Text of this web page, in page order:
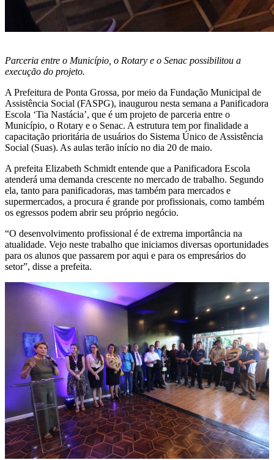
Parceria entre o Município, o Rotary e o Senac possibilitou a
execução do projeto.
A Prefeitura de Ponta Grossa, por meio da Fundação Municipal de
Assistência Social (FASPG), inaugurou nesta semana a Panificadora
Escola ‘Tia Nastácia’, que é um projeto de parceria entre o
Município, o Rotary e o Senac. A estrutura tem por finalidade a
capacitação prioritária de usuários do Sistema Único de Assistência
Social (Suas). As aulas terão início no dia 20 de maio.
A prefeita Elizabeth Schmidt entende que a Panificadora Escola
atenderá uma demanda crescente no mercado de trabalho. Segundo
ela, tanto para panificadoras, mas também para mercados e
supermercados, a procura é grande por profissionais, como também
os egressos podem abrir seu próprio negócio.
“O desenvolvimento profissional é de extrema importância na
atualidade. Vejo neste trabalho que iniciamos diversas oportunidades
para os alunos que passarem por aqui e para os empresários do
setor”, disse a prefeita.